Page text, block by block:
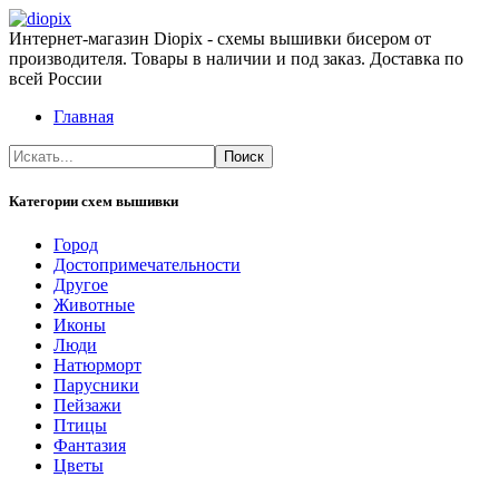
Интернет-магазин Diopix - схемы вышивки бисером от
производителя. Товары в наличии и под заказ. Доставка по
всей России
Главная
Категории схем вышивки
Город
Достопримечательности
Другое
Животные
Иконы
Люди
Натюрморт
Парусники
Пейзажи
Птицы
Фантазия
Цветы